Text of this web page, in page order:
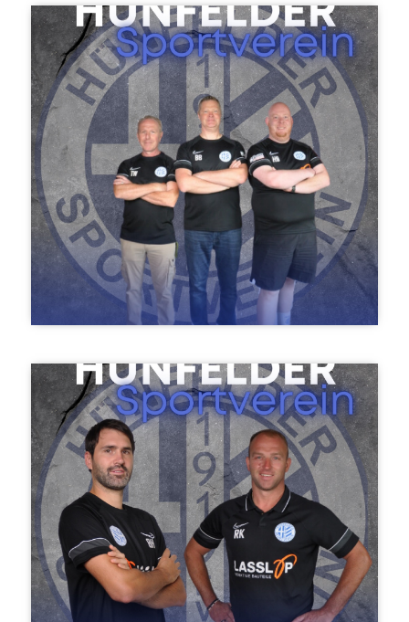
Chris Temburg & Michael Dittrich
Trainer Damen
Torsten Witt, Bernhard Boderix & Hanno Bentler
A- und B-Jugend